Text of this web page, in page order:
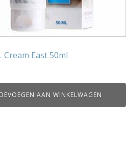
Cream East 50ml
AAN WINKELWAGEN